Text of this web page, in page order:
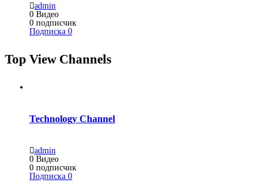
admin
0 Видео
0 подписчик
Подписка 0
Top View Channels
Technology Channel
admin
0 Видео
0 подписчик
Подписка 0